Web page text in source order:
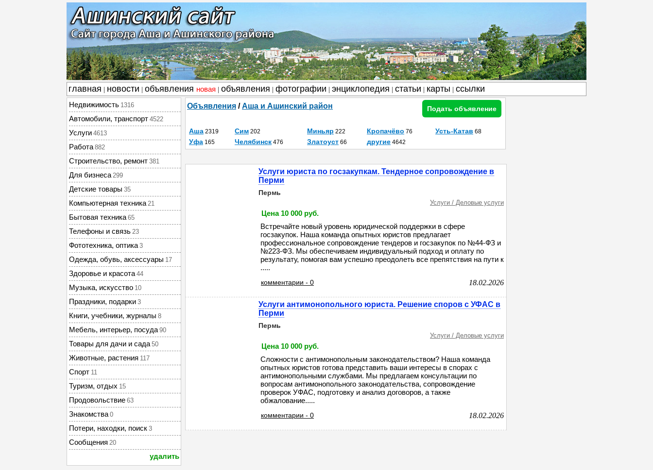
главная новости объявления новая объявления фотографии энциклопедия статьи карты ссылки
Недвижимость 1316
Автомобили, транспорт 4522
Услуги 4613
Работа 882
Строительство, ремонт 381
Для бизнеса 299
Детские товары 35
Компьютерная техника 21
Бытовая техника 65
Телефоны и связь 23
Фототехника, оптика 3
Одежда, обувь, аксессуары 17
Здоровье и красота 44
Музыка, искусство 10
Праздники, подарки 3
Книги, учебники, журналы 8
Мебель, интерьер, посуда 90
Товары для дачи и сада 50
Животные, растения 117
Спорт 11
Туризм, отдых 15
Продовольствие 63
Знакомства 0
Потери, находки, поиск 3
Сообщения 20
удалить
Объявления /Аша и Ашинский район Подать объявление
Аша 2319 Сим 202 Миньяр 222 Кропачёво 76 Усть-Катав 68
Уфа 165 Челябинск 476 Златоуст 66 другие 4642
Услуги юриста по госзакупкам. Тендерное сопровождение в
Перми
Пермь
Услуги / Деловые услуги
Цена 10 000 руб.
Встречайте новый уровень юридической поддержки в сфере
госзакупок. Наша команда опытных юристов предлагает
профессиональное сопровождение тендеров и госзакупок по №44-ФЗ и
№223-ФЗ. Мы обеспечиваем индивидуальный подход и оплату по
результату, помогая вам успешно преодолеть все препятствия на пути к
.....
комментарии - 0 18.02.2026
Услуги антимонопольного юриста. Решение споров с УФАС в
Перми
Пермь
Услуги / Деловые услуги
Цена 10 000 руб.
Сложности с антимонопольным законодательством? Наша команда
опытных юристов готова представить ваши интересы в спорах с
антимонопольными службами. Мы предлагаем консультации по
вопросам антимонопольного законодательства, сопровождение
проверок УФАС, подготовку и анализ договоров, а также
обжалование.....
комментарии - 0 18.02.2026